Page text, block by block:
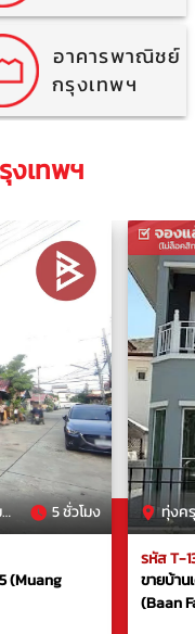
อาคารพาณิชย์
กรุงเทพฯ
งเทพฯ
5 ชั่วโมง
(Muang
ทุ่งค
รหัส T-
ขายบ้าน
(Baan